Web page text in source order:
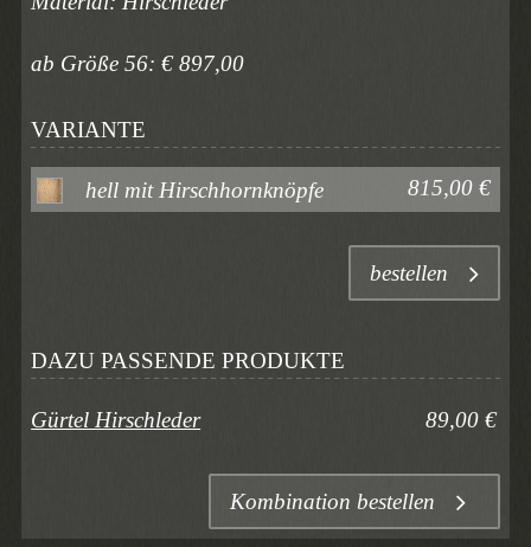
ab Größe 56: € 897,00
VARIANTE
hell mit Hirschhornknöpfe 815,00 €
bestellen
DAZU PASSENDE PRODUKTE
Gürtel Hirschleder 89,00 €
Kombination bestellen